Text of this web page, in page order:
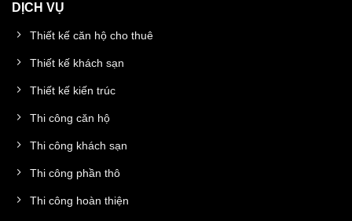
DỊCH VỤ
Thiết kế căn hộ cho thuê
Thiết kế khách sạn
Thiết kế kiến trúc
Thi công căn hộ
Thi công khách sạn
Thi công phần thô
Thi công hoàn thiện